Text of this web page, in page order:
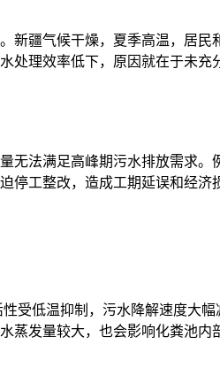
新疆气候干燥，夏季高温，居民
理效率低下，原因就在于未充
无法满足高峰期污水排放需求。
停工整改，造成工期延误和经济
受低温抑制，污水降解速度大
蒸发量较大，也会影响化粪池内